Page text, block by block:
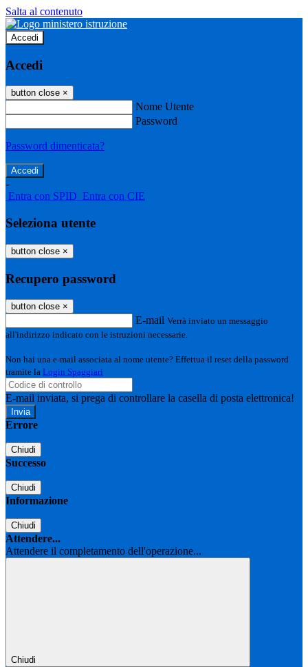
Salta al contenuto
Accedi
Accedi
button close ×
Nome Utente
Password
Password dimenticata?
-
Entra con SPID Entra con CIE
Seleziona utente
button close ×
Recupero password
button close ×
E-mail Verrà inviato un messaggio
all'indirizzo indicato con le istruzioni necessarie.
Non hai una e-mail associata al nome utente? Effettua il reset della password
tramite la Login Spaggiari
E-mail inviata, si prega di controllare la casella di posta elettronica!
Errore
Chiudi
Successo
Chiudi
Informazione
Chiudi
Attendere...
Attendere il completamento dell'operazione...
Chiudi